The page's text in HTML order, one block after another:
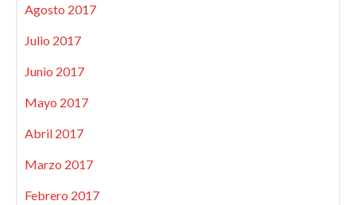
Agosto 2017
Julio 2017
Junio 2017
Mayo 2017
Abril 2017
Marzo 2017
Febrero 2017